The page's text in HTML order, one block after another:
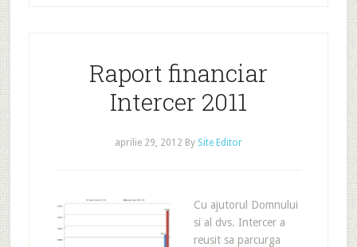
Raport financiar
Intercer 2011
aprilie 29, 2012 By Site Editor
Cu ajutorul Domnului
si al dvs. Intercer a
reusit sa parcurga